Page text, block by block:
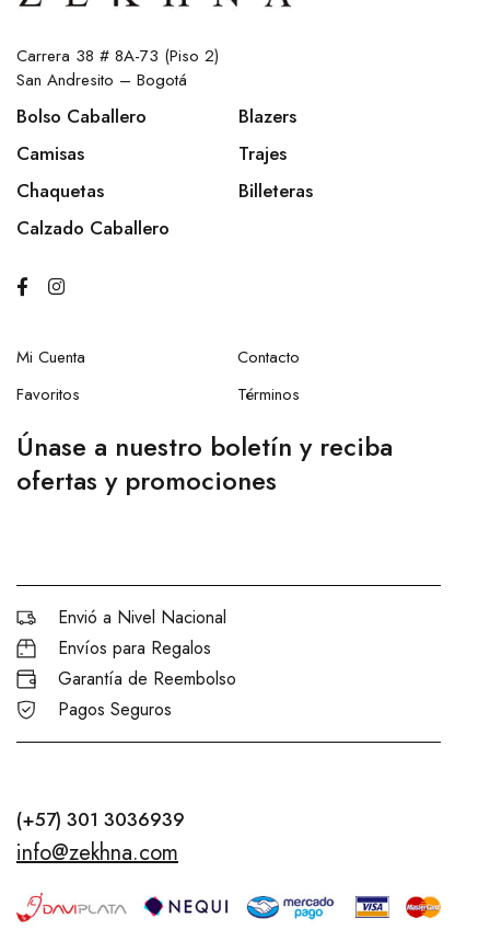
Carrera 38 # 8A-73 (Piso 2)
San Andresito – Bogotá
Bolso Caballero
Camisas
Chaquetas
Calzado Caballero
Blazers
Trajes
Billeteras
Mi Cuenta
Favoritos
Contacto
Términos
Únase a nuestro boletín y reciba
ofertas y promociones
Envió a Nivel Nacional
Envíos para Regalos
Garantía de Reembolso
Pagos Seguros
(+57) 301 3036939
info@zekhna.com